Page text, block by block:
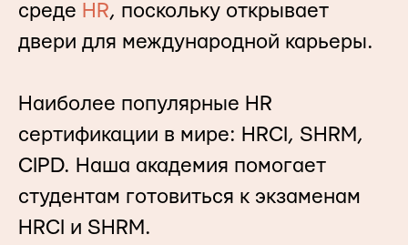
среде HR, поскольку открывает
двери для международной карьеры.
Наиболее популярные HR
сертификации в мире: HRCI, SHRM,
CIPD. Наша академия помогает
студентам готовиться к экзаменам
HRCI и SHRM.